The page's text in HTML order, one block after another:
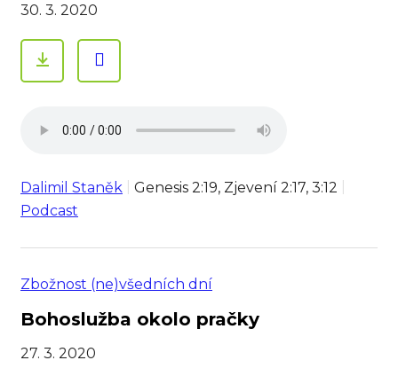
30. 3. 2020
Dalimil Staněk
Genesis 2:19, Zjevení 2:17, 3:12
Podcast
Zbožnost (ne)všedních dní
Bohoslužba okolo pračky
27. 3. 2020